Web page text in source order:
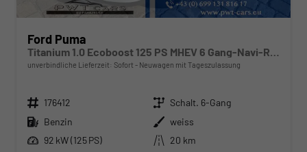
Ford Puma
Titanium 1.0 Ecoboost 125 PS MHEV 6 Gang-Navi-Rückfahrkamera-17" Alu-Winterpaket-Sofort
unverbindliche Lieferzeit: Sofort Neuwagen mit Tageszulassung
Fahrzeugnr. 176412 Getriebe Schalt. 6-Gang
Kraftstoff Benzin Außenfarbe weiss
Leistung 92 kW (125 PS) Kilometerstand
20 km